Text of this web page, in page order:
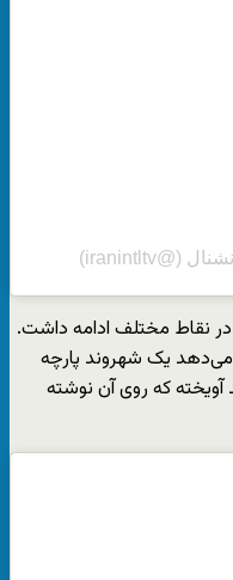
نقاط مختلف ادامه داشت.
می‌دهد یک شهروند پارچه
آویخته که روی آن نوشته